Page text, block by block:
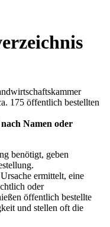
175 öffentlich bestellten
Namen oder
benötigt, geben
ermittelt, eine
oder
öffentlich bestellte
und stellen oft die